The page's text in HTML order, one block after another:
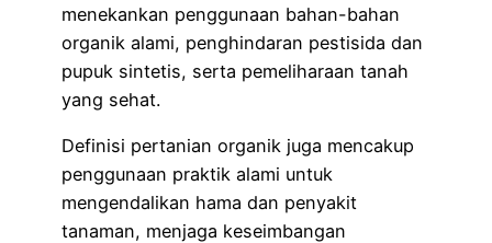
menekankan penggunaan bahan-bahan
organik alami, penghindaran pestisida dan
pupuk sintetis, serta pemeliharaan tanah
yang sehat.
Definisi pertanian organik juga mencakup
penggunaan praktik alami untuk
mengendalikan hama dan penyakit
tanaman, menjaga keseimbangan